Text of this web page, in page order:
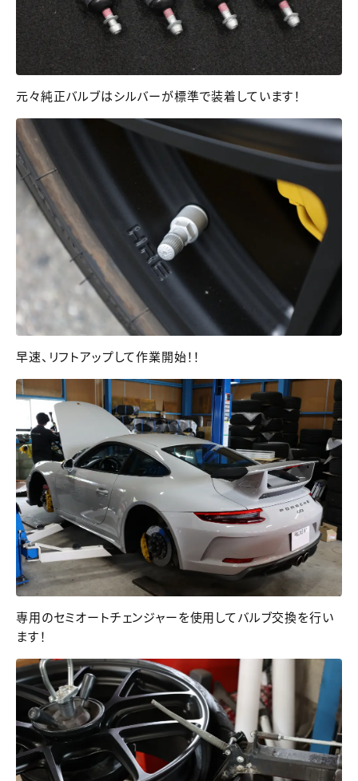
元々純正バルブはシルバーが標準で装着しています！
早速、リフトアップして作業開始！！
専用のセミオートチェンジャーを使用してバルブ交換を行い
ます！